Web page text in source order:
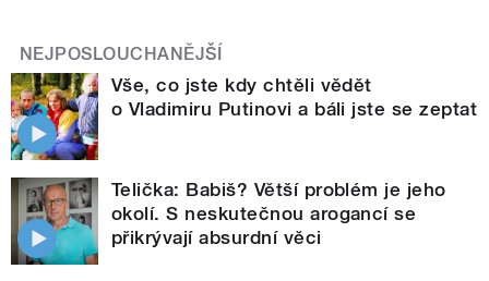
NEJPOSLOUCHANĚJŠÍ
Vše, co jste kdy chtěli vědět
o Vladimiru Putinovi a báli jste se zeptat
Telička: Babiš? Větší problém je jeho
okolí. S neskutečnou arogancí se
přikrývají absurdní věci